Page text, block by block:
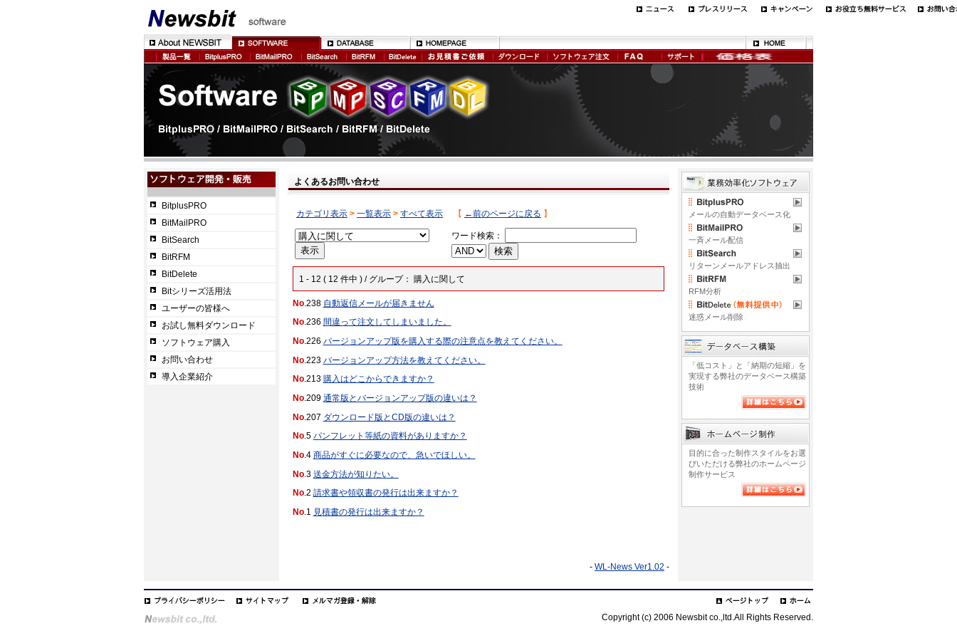
BitplusPRO
BitMailPRO
BitSearch
BitRFM
BitDelete
Bitシリーズ活用法
ユーザーの皆様へ
お試し無料ダウンロード
ソフトウェア購入
お問い合わせ
導入企業紹介
よくあるお問い合わせ
カテゴリ表示 > 一覧表示 > すべて表示 【 ←前のページに戻る 】
ワード検索：
1 - 12 ( 12 件中 ) / グループ： 購入に関して
No.238 自動返信メールが届きません
No.236 間違って注文してしまいました。
No.226 バージョンアップ版を購入する際の注意点を教えてください。
No.223 バージョンアップ方法を教えてください。
No.213 購入はどこからできますか？
No.209 通常版とバージョンアップ版の違いは？
No.207 ダウンロード版とCD版の違いは？
No.5 パンフレット等紙の資料がありますか？
No.4 商品がすぐに必要なので、急いでほしい。
No.3 送金方法が知りたい。
No.2 請求書や領収書の発行は出来ますか？
No.1 見積書の発行は出来ますか？
メールの自動データベース化
一斉メール配信
リターンメールアドレス抽出
RFM分析
迷惑メール削除
「低コスト」と「納期の短縮」を
実現する弊社のデータベース構築
技術
目的に合った制作スタイルをお選
びいただける弊社のホームページ
制作サービス
- WL-News Ver1.02 -
Copyright (c) 2006 Newsbit co.,ltd.All Rights Reserved.